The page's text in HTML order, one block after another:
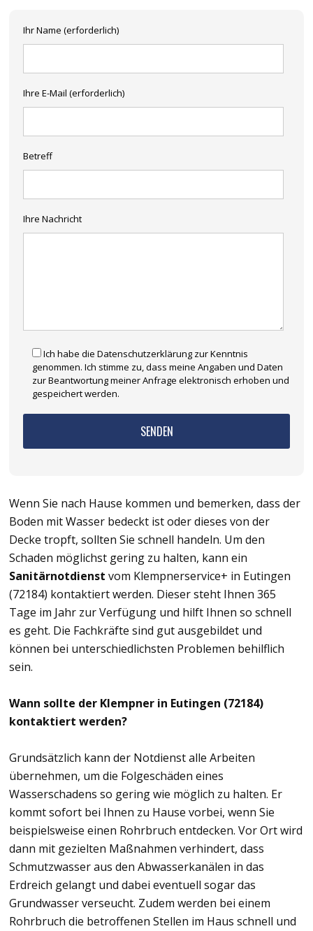
Ihr Name (erforderlich)
Ihre E-Mail (erforderlich)
Betreff
Ihre Nachricht
Ich habe die Datenschutzerklärung zur Kenntnis
genommen. Ich stimme zu, dass meine Angaben und Daten
zur Beantwortung meiner Anfrage elektronisch erhoben und
gespeichert werden.
Wenn Sie nach Hause kommen und bemerken, dass der
Boden mit Wasser bedeckt ist oder dieses von der
Decke tropft, sollten Sie schnell handeln. Um den
Schaden möglichst gering zu halten, kann ein
Sanitärnotdienst vom Klempnerservice+ in Eutingen
(72184) kontaktiert werden. Dieser steht Ihnen 365
Tage im Jahr zur Verfügung und hilft Ihnen so schnell
es geht. Die Fachkräfte sind gut ausgebildet und
können bei unterschiedlichsten Problemen behilflich
sein.
Wann sollte der Klempner in Eutingen (72184)
kontaktiert werden?
Grundsätzlich kann der Notdienst alle Arbeiten
übernehmen, um die Folgeschäden eines
Wasserschadens so gering wie möglich zu halten. Er
kommt sofort bei Ihnen zu Hause vorbei, wenn Sie
beispielsweise einen Rohrbruch entdecken. Vor Ort wird
dann mit gezielten Maßnahmen verhindert, dass
Schmutzwasser aus den Abwasserkanälen in das
Erdreich gelangt und dabei eventuell sogar das
Grundwasser verseucht. Zudem werden bei einem
Rohrbruch die betroffenen Stellen im Haus schnell und